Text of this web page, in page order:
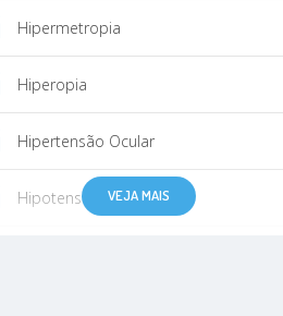
Hipermetropia
Hiperopia
Hipertensão Ocular
Hipotensão Ocular
VEJA MAIS